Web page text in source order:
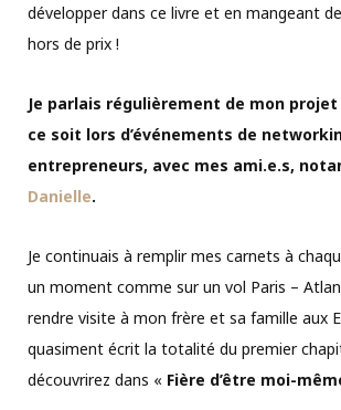
développer dans ce livre et en mangeant
hors de prix !
Je parlais régulièrement de mon projet
ce soit lors d’événements de
entrepreneurs, avec mes ami.e.s,
Danielle.
Je continuais à remplir mes carnets à
un moment comme sur un vol Paris –
rendre visite à mon frère et sa famille aux
quasiment écrit la totalité du premier
découvrirez dans « Fière d’être moi-